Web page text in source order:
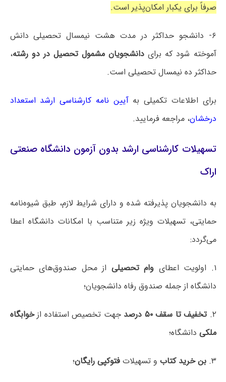
صرفاً برای یکبار امکان‌پذیر است.
۶- دانشجو حداکثر در مدت هشت نیمسال تحصیلی دانش
آموخته شود که برای دانشجویان مشمول تحصیل در دو رشته،
حداکثر ده نیمسال تحصیلی است.
برای اطلاعات تکمیلی بهآیین نامه کارشناسی ارشد استعداد
درخشان، مراجعه فرمایید.
تسهیلات کارشناسی ارشد بدون آزمون دانشگاه صنعتی
اراک
به دانشجویان پذیرفته شده و دارای شرایط لازم، طبق شیوه‌نامه
حمایتی، تسهیلات ویژه زیر متناسب با امکانات دانشگاه اعطا
می‌گردد:
۱. اولویت اعطای وام تحصیلی از محل صندوق‌های حمایتی
دانشگاه از جمله صندوق رفاه دانشجویان؛
۲. تخفیف تا سقف ۵۰ درصد جهت تخصیص استفاده ازخوابگاه
ملکی دانشگاه؛
۳. بن خرید کتاب و تسهیلاتفتوکپی رایگان؛